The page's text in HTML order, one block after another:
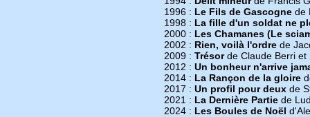
1996 : Le Fils de Gascogne de
1998 : La fille d'un soldat ne
2000 : Les Chamanes (Le
2002 : Rien, voilà l'ordre de
2009 : Trésorde Claude Berri et
2012 : Un bonheur n'arrive
2014 : La Rançon de la gloire
2017 : Un profil pour deux de
2021 : La Dernière Partie de
2024 : Les Boules de Noël